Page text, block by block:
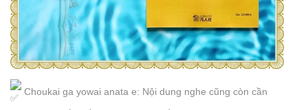
Choukai ga yowai anata e: Nội dung nghe cũng còn cần